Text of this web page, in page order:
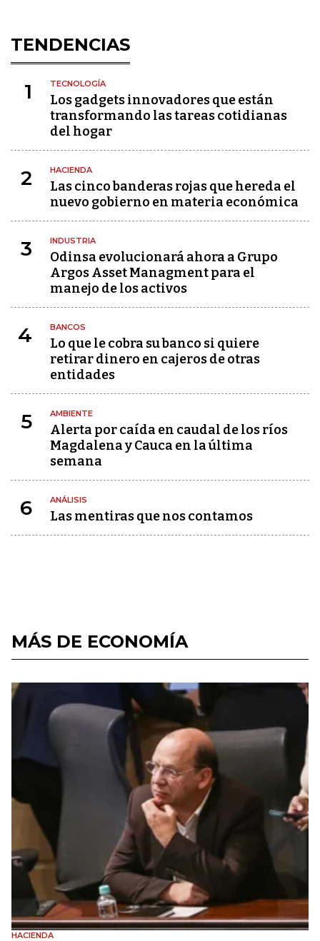
TENDENCIAS
1 TECNOLOGÍA
Los gadgets innovadores que están
transformando las tareas cotidianas
del hogar
2 HACIENDA
Las cinco banderas rojas que hereda el
nuevo gobierno en materia económica
3 INDUSTRIA
Odinsa evolucionará ahora a Grupo
Argos Asset Managment para el
manejo de los activos
4 BANCOS
Lo que le cobra su banco si quiere
retirar dinero en cajeros de otras
entidades
5 AMBIENTE
Alerta por caída en caudal de los ríos
Magdalena y Cauca en la última
semana
6 ANÁLISIS
Las mentiras que nos contamos
MÁS DE ECONOMÍA
HACIENDA